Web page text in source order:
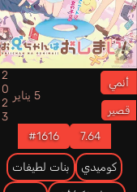
أنمي
قصير
5 يناير 2023
7.64
#1616
كوميدي بنات لطيفات